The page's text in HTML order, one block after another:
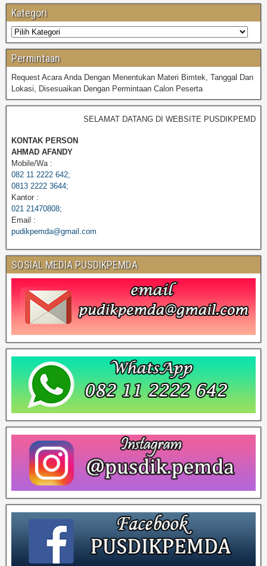
Kategori
Permintaan
Request Acara Anda Dengan Menentukan Materi Bimtek, Tanggal Dan
Lokasi, Disesuaikan Dengan Permintaan Calon Peserta
SELAMAT DATANG DI WEBSITE PUSDIKPEMDA
KONTAK PERSON
AHMAD AFANDY
Mobile/Wa :
082 11 2222 642;
0813 2222 3644;
Kantor :
021 21470808;
Email :
pudikpemda@gmail.com
SOSIAL MEDIA PUSDIKPEMDA